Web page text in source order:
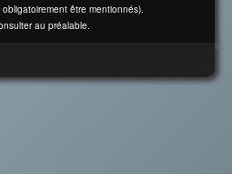
être mentionnés).
au préalable.